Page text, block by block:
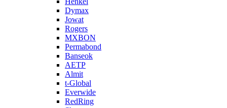
Dymax
Jowat
Rogers
MXBON
Permabond
Banseok
AETP
Almit
t-Global
Everwide
RedRing